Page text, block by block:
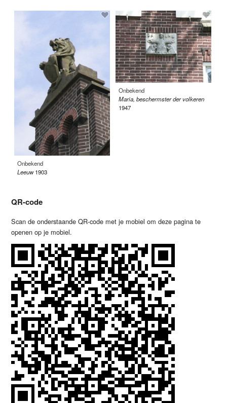
Onbekend
Leeuw 1903
Onbekend
Maria, beschermster der volkeren
1947
QR-code
Scan de onderstaande QR-code met je mobiel om deze pagina te
openen op je mobiel.